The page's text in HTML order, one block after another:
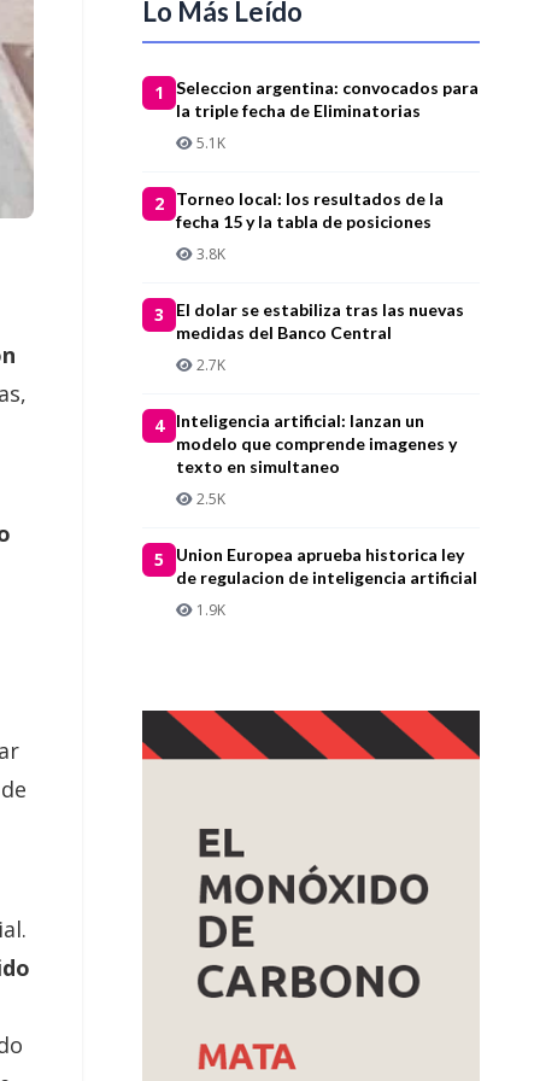
Lo Más Leído
1
Seleccion argentina: convocados para
la triple fecha de Eliminatorias
5.1K
2
Torneo local: los resultados de la
fecha 15 y la tabla de posiciones
3.8K
3
El dolar se estabiliza tras las nuevas
medidas del Banco Central
2.7K
4
Inteligencia artificial: lanzan un
modelo que comprende imagenes y
texto en simultaneo
2.5K
5
Union Europea aprueba historica ley
de regulacion de inteligencia artificial
1.9K